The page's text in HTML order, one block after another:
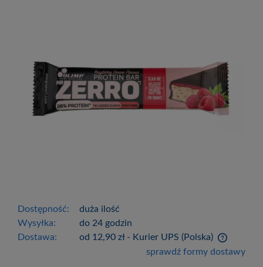
Dostępność:
duża ilość
Wysyłka:
do 24 godzin
Dostawa:
od 12,90 zł - Kurier UPS (Polska)
Cena nie zawiera ewentualnych kosztówsprawdź formy dostawy